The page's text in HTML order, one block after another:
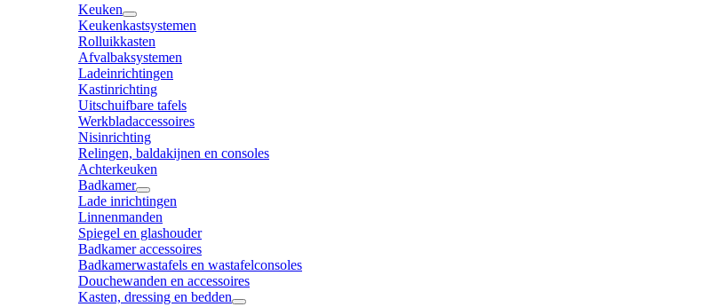
Keuken
Keukenkastsystemen
Rolluikkasten
Afvalbaksystemen
Ladeinrichtingen
Kastinrichting
Uitschuifbare tafels
Werkbladaccessoires
Nisinrichting
Relingen, baldakijnen en consoles
Achterkeuken
Badkamer
Lade inrichtingen
Linnenmanden
Spiegel en glashouder
Badkamer accessoires
Badkamerwastafels en wastafelconsoles
Douchewanden en accessoires
Kasten, dressing en bedden